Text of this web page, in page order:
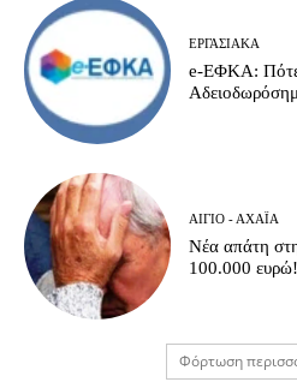
ΕΡΓΑΣΙΑΚΆ
e-ΕΦΚΑ: Πότε
ΑΊΓΙΟ - ΑΧΑΪ́Α
Νέα απάτη
100.000 ευρώ!
Φόρτωση